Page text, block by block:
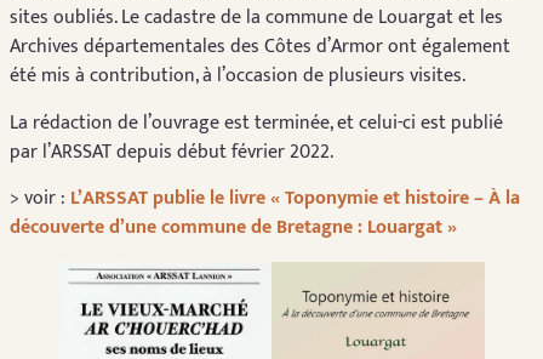
sites oubliés. Le cadastre de la commune de Louargat et les
Archives départementales des Côtes d’Armor ont également
été mis à contribution, à l’occasion de plusieurs visites.
La rédaction de l’ouvrage est terminée, et celui-ci est publié
par l’ARSSAT depuis début février 2022.
> voir : L’ARSSAT publie le livre « Toponymie et histoire – À la
découverte d’une commune de Bretagne : Louargat »